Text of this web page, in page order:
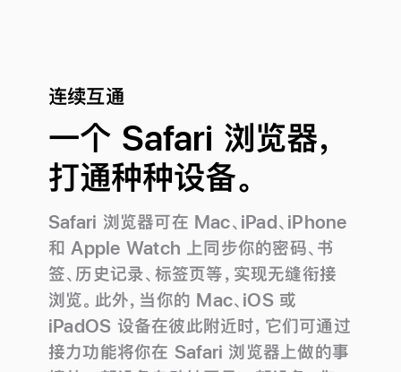
连续互通
一个 Safari 浏览器，
打通种种设备。
Safari 浏览器可在 Mac、iPad、iPhone
和 Apple Watch 上同步你的密码、书
签、历史记录、标签页等，实现无缝衔接
浏览。此外，当你的 Mac、iOS 或
iPadOS 设备在彼此附近时，它们可通过
接力功能将你在 Safari 浏览器上做的事